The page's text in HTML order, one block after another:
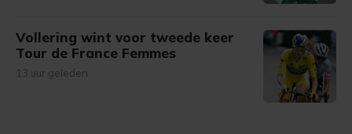
Vollering wint voor tweede keer
Tour de France Femmes
13 uur geleden